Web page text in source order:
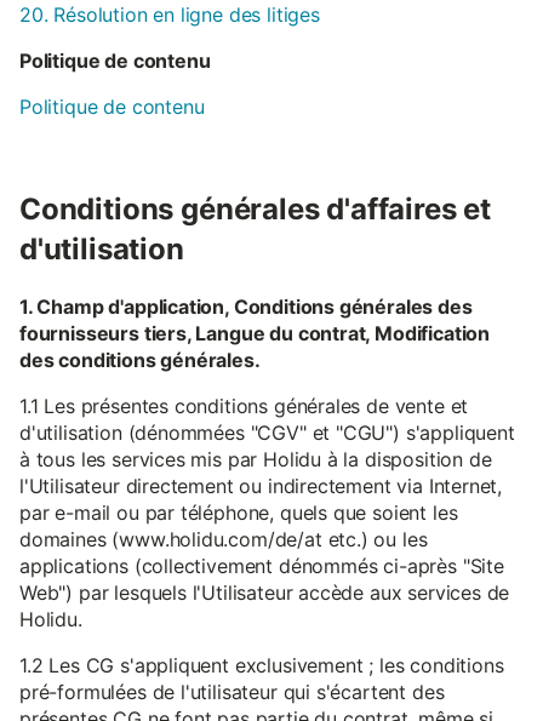
20. Résolution en ligne des litiges
Politique de contenu
Politique de contenu
Conditions générales d'affaires et
d'utilisation
1. Champ d'application, Conditions générales des
fournisseurs tiers, Langue du contrat, Modification
des conditions générales.
1.1 Les présentes conditions générales de vente et
d'utilisation (dénommées "CGV" et "CGU") s'appliquent
à tous les services mis par Holidu à la disposition de
l'Utilisateur directement ou indirectement via Internet,
par e-mail ou par téléphone, quels que soient les
domaines (www.holidu.com/de/at etc.) ou les
applications (collectivement dénommés ci-après "Site
Web") par lesquels l'Utilisateur accède aux services de
Holidu.
1.2 Les CG s'appliquent exclusivement ; les conditions
pré-formulées de l'utilisateur qui s'écartent des